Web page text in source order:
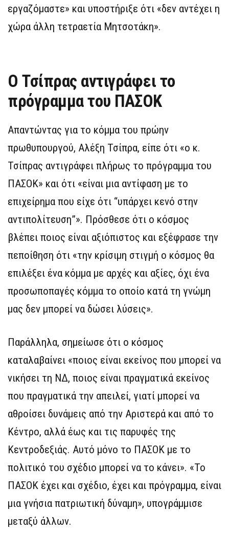
εργαζόμαστε» και υποστήριξε ότι «δεν αντέχει η
χώρα άλλη τετραετία Μητσοτάκη».
Ο Τσίπρας αντιγράφει το
πρόγραμμα του ΠΑΣΟΚ
Απαντώντας για το κόμμα του πρώην
πρωθυπουργού, Αλέξη Τσίπρα, είπε ότι «ο κ.
Τσίπρας αντιγράφει πλήρως το πρόγραμμα του
ΠΑΣΟΚ» και ότι «είναι μια αντίφαση με το
επιχείρημα που είχε ότι “υπάρχει κενό στην
αντιπολίτευση”». Πρόσθεσε ότι ο κόσμος
βλέπει ποιος είναι αξιόπιστος και εξέφρασε την
πεποίθηση ότι «την κρίσιμη στιγμή ο κόσμος θα
επιλέξει ένα κόμμα με αρχές και αξίες, όχι ένα
προσωποπαγές κόμμα το οποίο κατά τη γνώμη
μας δεν μπορεί να δώσει λύσεις».
Παράλληλα, σημείωσε ότι ο κόσμος
καταλαβαίνει «ποιος είναι εκείνος που μπορεί να
νικήσει τη ΝΔ, ποιος είναι πραγματικά εκείνος
που πραγματικά την απειλεί, γιατί μπορεί να
αθροίσει δυνάμεις από την Αριστερά και από το
Κέντρο, αλλά έως και τις παρυφές της
Κεντροδεξιάς. Αυτό μόνο το ΠΑΣΟΚ με το
πολιτικό του σχέδιο μπορεί να το κάνει». «Το
ΠΑΣΟΚ έχει και σχέδιο, έχει και πρόγραμμα, είναι
μια γνήσια πατριωτική δύναμη», υπογράμμισε
μεταξύ άλλων.